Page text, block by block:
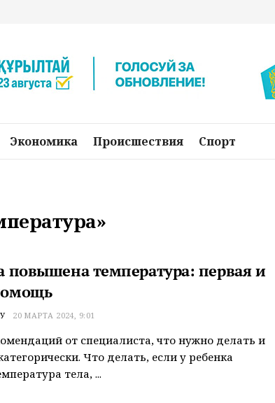
Экономика Происшествия Спорт
повышена температура: первая и
20 МАРТА 2024, 9:01
от специалиста, что нужно делать и
Что делать, если у ребенка
тела, ...